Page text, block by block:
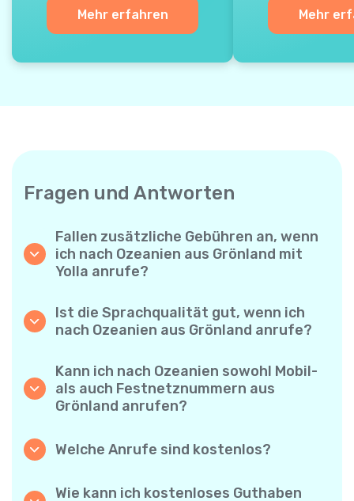
Mehr erfahren Mehr
Fragen und Antworten
Fallen zusätzliche Gebühren an, wenn
ich nach Ozeanien aus Grönland mit
Yolla anrufe?
Abrechnungssystem pro Minute – Sie zahlen
nur für die Gesprächsdauer. Keine
versteckten Kosten, keine verpflichtenden
Ist die Sprachqualität gut, wenn ich
nach Ozeanien aus Grönland anrufe?
Anrufe, sodass es sich anfühlt, als würden
Sie mit jemandem aus Ihrer Nachbarschaft
sprechen – selbst wenn er am anderen Ende
der Welt ist.
Kann ich nach Ozeanien sowohl Mobil-
als auch Festnetznummern aus
Grönland anrufen?
Handys – Sie können also jeden nach
Welche Anrufe sind kostenlos?
kostenlos, wenn beide Nutzer die App
Wie kann ich kostenloses Guthaben